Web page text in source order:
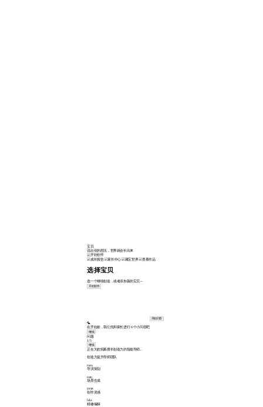
宝贝
说出你的想法，世界就会长出来
选择宝贝
选一个继续创造，或者添加新的宝贝～
开始创作
开始问答
🦜
在开始前，我们先和家长进行 6 个小问答吧
继续
问题
1/5
继续
正在为您招募擅长创造力的智能导师...
创造力提升导师团队
roro
导演策划
toto
场景生成
yaya
创作灵感
lala
精修编辑